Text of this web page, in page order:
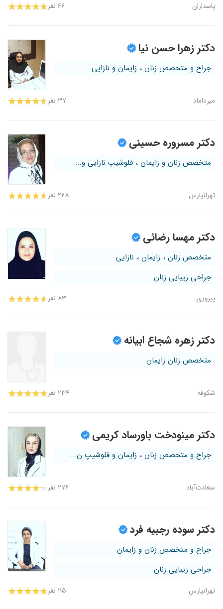
پاسداران ۶۶ نفر
دکتر زهرا حسن نیا
جراح و متخصص زنان ، زایمان و نازایی
میرداماد ۳۷ نفر
دکتر مسروره حسینی
متخصص زنان و زایمان ، فلوشیپ نازایی و...
تهرانپارس ۲۲۸ نفر
دکتر مهسا رضائی
متخصص زنان ، زایمان ، نازایی
جراحی زیبایی زنان
پیروزی ۸۳ نفر
دکتر زهره شجاع ابیانه
متخصص زنان زایمان
شکوفه ۲۳۴ نفر
دکتر مینودخت باورساد کریمی
جراح و متخصص زنان ، زایمان و فلوشیپ ن...
سعادت‌آباد ۲۷۶ نفر
دکتر سوده رجبیه فرد
جراح و متخصص زنان و زایمان
جراحی زیبایی زنان
تهرانپارس ۱۱۵ نفر